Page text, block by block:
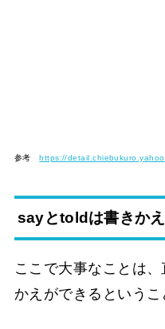
参考https://
sayとtoldは書きか
ここで大事なことは
かえができるという